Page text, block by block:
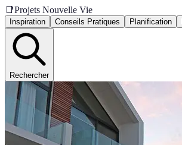
📑Projets Nouvelle Vie
Inspiration Conseils Pratiques Planification
Rechercher